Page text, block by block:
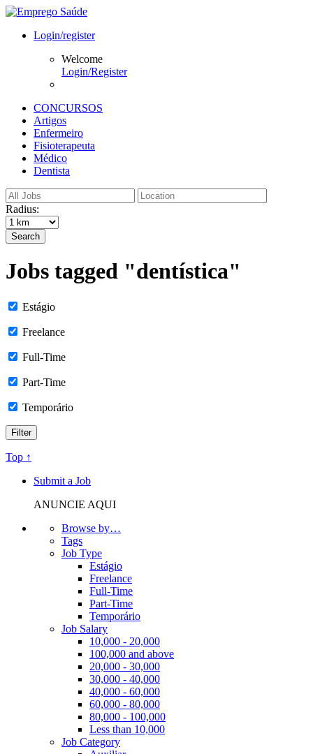
Login/register
Welcome
Login/Register
CONCURSOS
Artigos
Enfermeiro
Fisioterapeuta
Médico
Dentista
Radius:
Search
Jobs tagged "dentística"
Estágio
Freelance
Full-Time
Part-Time
Temporário
Top ↑
Submit a Job
ANUNCIE AQUI
Browse by…
Tags
Job Type
Estágio
Freelance
Full-Time
Part-Time
Temporário
Job Salary
10,000 - 20,000
100,000 and above
20,000 - 30,000
30,000 - 40,000
40,000 - 60,000
60,000 - 80,000
80,000 - 100,000
Less than 10,000
Job Category